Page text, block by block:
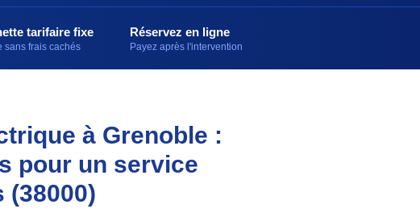
tarifaire fixe
sans frais cachés
Réservez en ligne
Payez après l'intervention
à Grenoble :
pour un service
(38000)